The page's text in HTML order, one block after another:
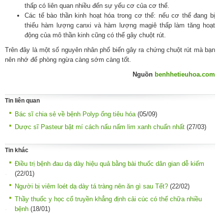
thấp có liên quan nhiều đến sự yếu cơ của cơ thể.
Các tế bào thần kinh hoạt hóa trong cơ thể: nếu cơ thể đang bị
thiếu hàm lượng canxi và hàm lượng magiê thấp làm tăng hoạt
động của mô thần kinh cũng có thể gây chuột rút.
Trên đây là một số nguyên nhân phổ biến gây ra chứng chuột rút mà bạn
nên nhớ để phòng ngừa càng sớm càng tốt.
Nguồn benhhetieuhoa.com
Tin liên quan
Bác sĩ chia sẻ về bệnh Polyp ống tiêu hóa(05/09)
Dược sĩ Pasteur bật mí cách nấu nấm lim xanh chuẩn nhất (27/03)
Tin khác
Điều trị bệnh đau dạ dày hiệu quả bằng bài thuốc dân gian dễ kiếm
(22/01)
Người bị viêm loét dạ dày tá tràng nên ăn gì sau Tết? (22/02)
Thầy thuốc y học cổ truyền khẳng định cải cúc có thể chữa nhiều
bệnh (18/01)